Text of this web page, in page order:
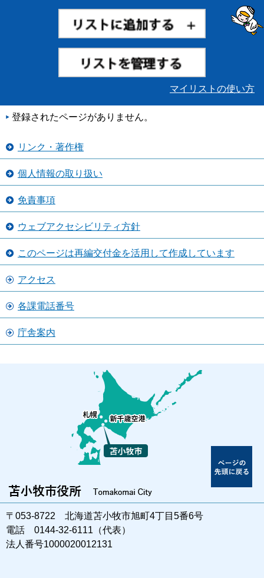
マイリストの使い方
登録されたページがありません。
リンク・著作権
個人情報の取り扱い
免責事項
ウェブアクセシビリティ方針
このページは再編交付金を活用して作成しています
アクセス
各課電話番号
庁舎案内
〒053-8722 北海道苫小牧市旭町4丁目5番6号
電話 0144-32-6111（代表）
法人番号1000020012131